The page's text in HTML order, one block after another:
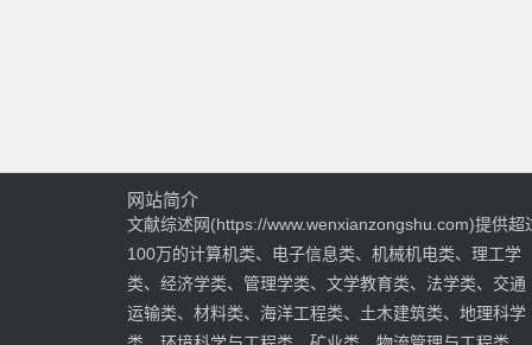
网站简介
文献综述网(https://www.wenxianzongshu.com)提供超
100万的计算机类、电子信息类、机械机电类、理工学
类、经济学类、管理学类、文学教育类、法学类、交通
运输类、材料类、海洋工程类、土木建筑类、地理科学